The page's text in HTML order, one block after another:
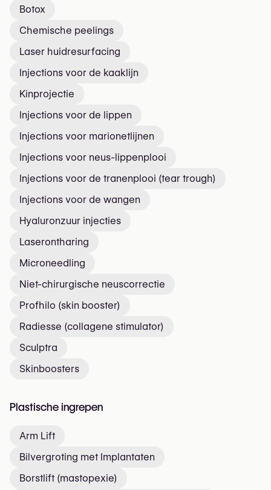
Botox
Chemische peelings
Laser huidresurfacing
Injections voor de kaaklijn
Kinprojectie
Injections voor de lippen
Injections voor marionetlijnen
Injections voor neus-lippenplooi
Injections voor de tranenplooi (tear trough)
Injections voor de wangen
Hyaluronzuur injecties
Laserontharing
Microneedling
Niet-chirurgische neuscorrectie
Profhilo (skin booster)
Radiesse (collagene stimulator)
Sculptra
Skinboosters
Plastische ingrepen
Arm Lift
Bilvergroting met Implantaten
Borstlift (mastopexie)